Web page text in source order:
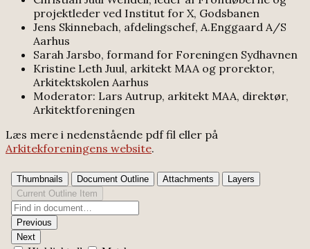
projektleder ved Institut for X, Godsbanen
Jens Skinnebach, afdelingschef, A.Enggaard A/S
Aarhus
Sarah Jarsbo, formand for Foreningen Sydhavnen
Kristine Leth Juul, arkitekt MAA og prorektor,
Arkitektskolen Aarhus
Moderator: Lars Autrup, arkitekt MAA, direktør,
Arkitektforeningen
Læs mere i nedenstående pdf fil eller på
Arkitekforeningens website.